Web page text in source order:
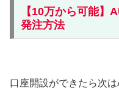
【10万から可能】
発注方法
口座開設ができたら次